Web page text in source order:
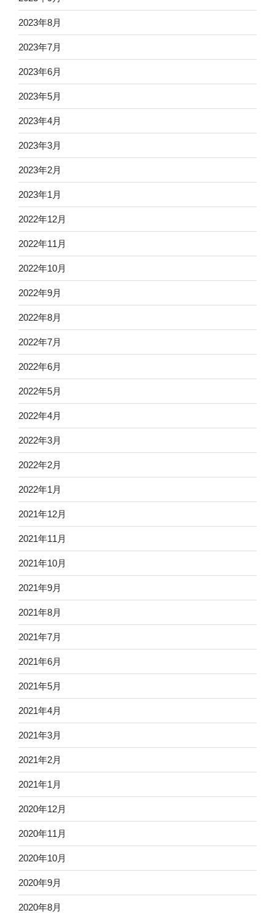
2023年8月
2023年7月
2023年6月
2023年5月
2023年4月
2023年3月
2023年2月
2023年1月
2022年12月
2022年11月
2022年10月
2022年9月
2022年8月
2022年7月
2022年6月
2022年5月
2022年4月
2022年3月
2022年2月
2022年1月
2021年12月
2021年11月
2021年10月
2021年9月
2021年8月
2021年7月
2021年6月
2021年5月
2021年4月
2021年3月
2021年2月
2021年1月
2020年12月
2020年11月
2020年10月
2020年9月
2020年8月